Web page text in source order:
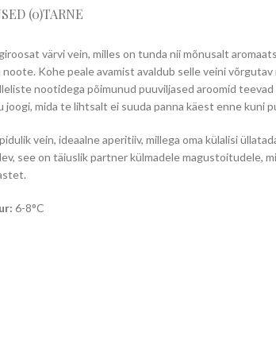
(0)TARNE
värvi vein, milles on tunda nii mõnusalt
Kohe peale avamist avaldub selle veini võrgutav
nootidega põimunud puuviljased aroomid
mida te lihtsalt ei suuda panna käest enne kuni
vein, ideaalne aperitiiv, millega oma külalisi
see on täiuslik partner külmadele magustoitudele,
6-8°C